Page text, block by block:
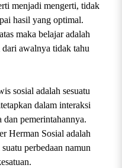
menjadi mengerti, tidak
hasil yang optimal.
maka belajar adalah
awalnya tidak tahu
adalah sesuatu
dalam interaksi
dan pemerintahannya.
Sosial adalah
perbedaan namun